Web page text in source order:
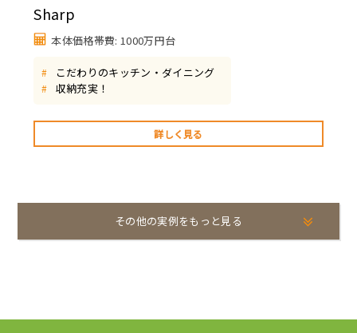
Sharp
本体価格帯費: 1000万円台
# こだわりのキッチン・ダイニング
# 収納充実！
詳しく見る
その他の実例をもっと見る